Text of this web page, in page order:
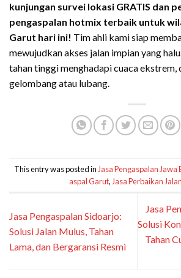
kunjungan survei lokasi GRATIS dan
pengaspalan hotmix terbaik untuk
Garut hari ini! Tim ahli kami siap
mewujudkan akses jalan impian yang
tahan tinggi menghadapi cuaca ekstrem,
gelombang atau lubang.
This entry was posted in Jasa Pengaspalan Jawa
aspal Garut, Jasa Perbaikan
Jasa Pengaspalan Sidoarjo:
Solusi Jalan Mulus, Tahan
Lama, dan Bergaransi Resmi
Jasa
Solusi
Tahan